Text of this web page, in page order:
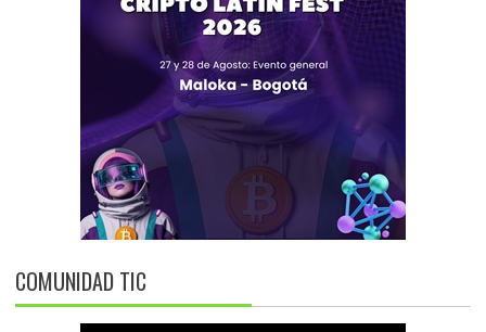
COMUNIDAD TIC